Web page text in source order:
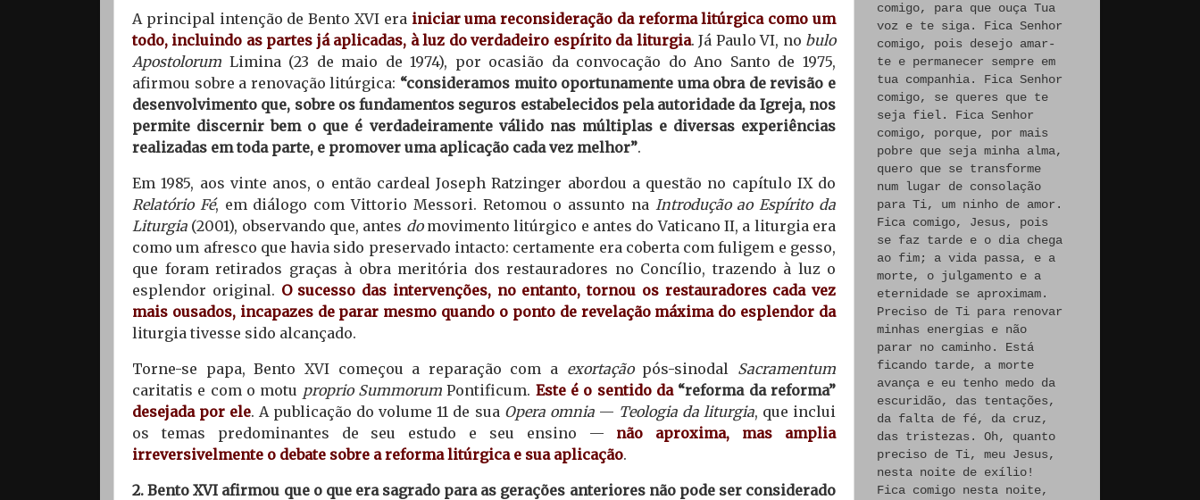
A principal intenção de Bento XVI era iniciar uma reconsideração da reforma litúrgica como um
todo, incluindo as partes já aplicadas, à luz do verdadeiro espírito da liturgia. Já Paulo VI, no bulo
Apostolorum Limina (23 de maio de 1974), por ocasião da convocação do Ano Santo de 1975,
afirmou sobre a renovação litúrgica: “consideramos muito oportunamente uma obra de revisão e
desenvolvimento que, sobre os fundamentos seguros estabelecidos pela autoridade da Igreja, nos
permite discernir bem o que é verdadeiramente válido nas múltiplas e diversas experiências
realizadas em toda parte, e promover uma aplicação cada vez melhor”.
Em 1985, aos vinte anos, o então cardeal Joseph Ratzinger abordou a questão no capítulo IX do
Relatório Fé, em diálogo com Vittorio Messori. Retomou o assunto na Introdução ao Espírito da
Liturgia (2001), observando que, antes domovimento litúrgico e antes do Vaticano II, a liturgia era
como um afresco que havia sido preservado intacto: certamente era coberta com fuligem e gesso,
que foram retirados graças à obra meritória dos restauradores no Concílio, trazendo à luz o
esplendor original. O sucesso das intervenções, no entanto, tornou os restauradores cada vez
mais ousados, incapazes de parar mesmo quando o ponto de revelação máxima do esplendor da
liturgia tivesse sido alcançado.
Torne-se papa, Bento XVI começou a reparação com a exortaçãopós-sinodal Sacramentum
caritatis e com o motu proprio Summorum Pontificum. Este é o sentido da“reforma da reforma”
desejada por ele. A publicação do volume 11 de sua Opera omnia— Teologia da liturgia, que inclui
os temas predominantes de seu estudo e seu ensino — não aproxima, mas amplia
irreversivelmente o debate sobre a reforma litúrgica e sua aplicação.
2. Bento XVI afirmou que o que era sagrado para as gerações anteriores não pode ser considerado
comigo, para que ouça Tua
voz e te siga. Fica Senhor
comigo, pois desejo amar-
te e permanecer sempre em
tua companhia. Fica Senhor
comigo, se queres que te
seja fiel. Fica Senhor
comigo, porque, por mais
pobre que seja minha alma,
quero que se transforme
num lugar de consolação
para Ti, um ninho de amor.
Fica comigo, Jesus, pois
se faz tarde e o dia chega
ao fim; a vida passa, e a
morte, o julgamento e a
eternidade se aproximam.
Preciso de Ti para renovar
minhas energias e não
parar no caminho. Está
ficando tarde, a morte
avança e eu tenho medo da
escuridão, das tentações,
da falta de fé, da cruz,
das tristezas. Oh, quanto
preciso de Ti, meu Jesus,
nesta noite de exílio!
Fica comigo nesta noite,